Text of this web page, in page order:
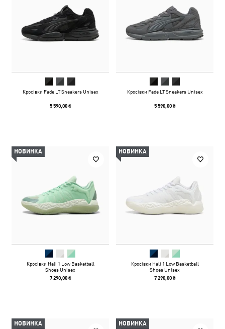
Кросівки Fade LT Sneakers Unisex
5 590,00 ₴
Кросівки Fade LT Sneakers Unisex
5 590,00 ₴
НОВИНКА
Кросівки Hali 1 Low Basketball
Shoes Unisex
7 290,00 ₴
НОВИНКА
Кросівки Hali 1 Low Basketball
Shoes Unisex
7 290,00 ₴
НОВИНКА НОВИНКА